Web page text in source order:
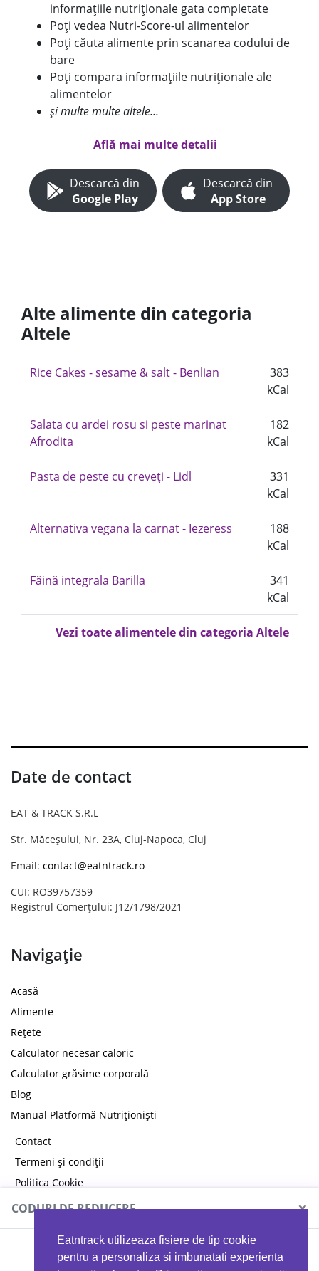
Eatntrack utilizeaza fisiere de tip cookie
pentru a personaliza si imbunatati experienta
informațiile nutriționale gata completate
Poți vedea Nutri-Score-ul alimentelor
Poți căuta alimente prin scanarea codului de
bare
Poți compara informațiile nutriționale ale
alimentelor
și multe multe altele...
Află mai multe detalii
Descarcă din
Google Play
Descarcă din
App Store
Alte alimente din categoria
Altele
Rice Cakes - sesame & salt - Benlian
383
kCal
Salata cu ardei rosu si peste marinat
Afrodita
182
kCal
Pasta de peste cu creveți - Lidl
331
kCal
Alternativa vegana la carnat - Iezeress
188
kCal
Făină integrala Barilla
341
kCal
Vezi toate alimentele din categoria Altele
Date de contact
EAT & TRACK S.R.L
Str. Măceșului, Nr. 23A, Cluj-Napoca, Cluj
Email: contact@eatntrack.ro
CUI: RO39757359
Registrul Comerțului: J12/1798/2021
Navigație
Acasă
Alimente
Rețete
Calculator necesar caloric
Calculator grăsime corporală
Blog
Manual Platformă Nutriționiști
Contact
Termeni și condiții
Politica Cookie
Politica de confidențialitate
CODURI DE REDUCERE ×
MYPROTEIN